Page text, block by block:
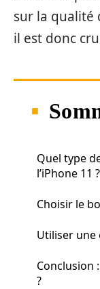
sur la qualité
il est donc
Quel type
l’iPhone 11 ?
Choisir le
Utiliser une
Conclusion
?